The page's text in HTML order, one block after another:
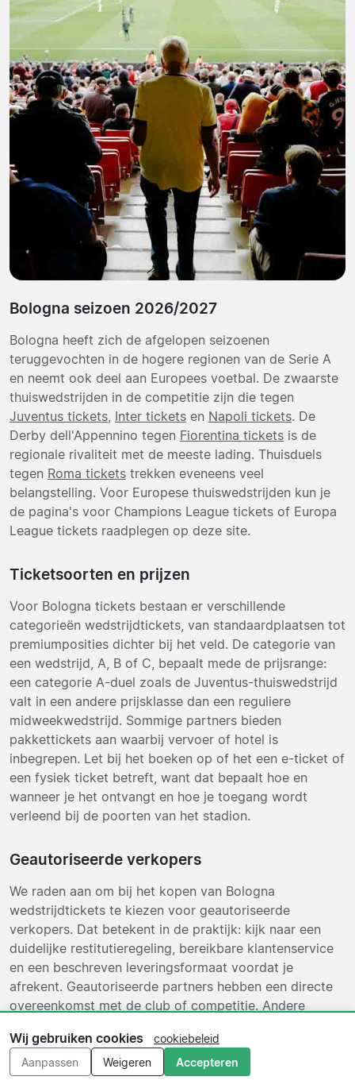
Bologna seizoen 2026/2027
Bologna heeft zich de afgelopen seizoenen
teruggevochten in de hogere regionen van de Serie A
en neemt ook deel aan Europees voetbal. De zwaarste
thuiswedstrijden in de competitie zijn die tegen
Juventus tickets Inter tickets en Napoli tickets. De
Derby dell'Appennino tegen Fiorentina tickets is de
regionale rivaliteit met de meeste lading. Thuisduels
tegen Roma tickets trekken eveneens veel
belangstelling. Voor Europese thuiswedstrijden kun je
de pagina's voor Champions League tickets of Europa
League tickets raadplegen op deze site.
Ticketsoorten en prijzen
Voor Bologna tickets bestaan er verschillende
categorieën wedstrijdtickets, van standaardplaatsen tot
premiumposities dichter bij het veld. De categorie van
een wedstrijd, A, B of C, bepaalt mede de prijsrange:
een categorie A-duel zoals de Juventus-thuiswedstrijd
valt in een andere prijsklasse dan een reguliere
midweekwedstrijd. Sommige partners bieden
pakkettickets aan waarbij vervoer of hotel is
inbegrepen. Let bij het boeken op of het een e-ticket of
een fysiek ticket betreft, want dat bepaalt hoe en
wanneer je het ontvangt en hoe je toegang wordt
verleend bij de poorten van het stadion.
Geautoriseerde verkopers
We raden aan om bij het kopen van Bologna
wedstrijdtickets te kiezen voor geautoriseerde
verkopers. Dat betekent in de praktijk: kijk naar een
duidelijke restitutieregeling, bereikbare klantenservice
en een beschreven leveringsformaat voordat je
afrekent. Geautoriseerde partners hebben een directe
overeenkomst met de club of competitie. Andere
zijn aangekocht; ook deze zijn geldig voor toegang,
maar de prijs ligt doorgaans hoger dan de originele
verkoopprijs. Lees de annuleringsvoorwaarden altijd
Wij gebruiken cookies
cookiebeleid
Aanpassen
Weigeren Accepteren